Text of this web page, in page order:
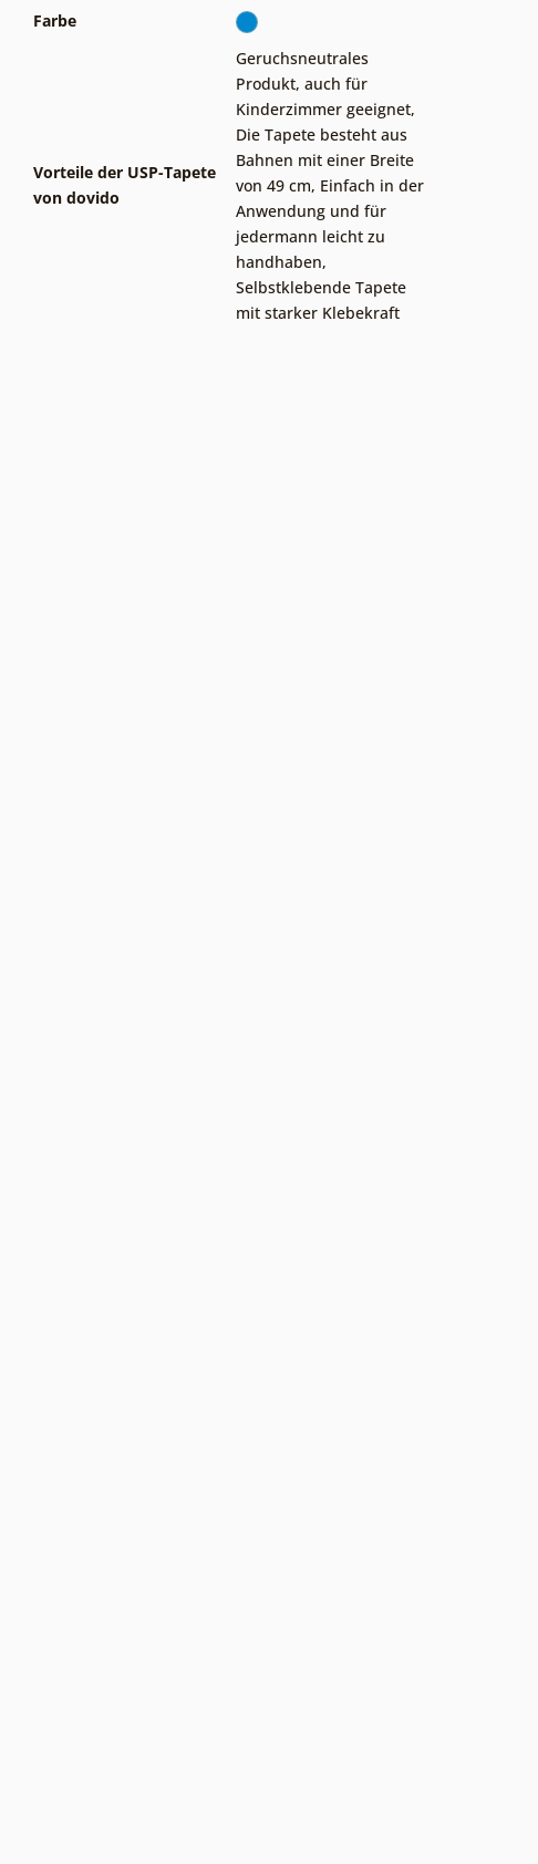
Farbe
Vorteile der USP-Tapete
von dovido
Geruchsneutrales
Produkt, auch für
Kinderzimmer geeignet,
Die Tapete besteht aus
Bahnen mit einer Breite
von 49 cm, Einfach in der
Anwendung und für
jedermann leicht zu
handhaben,
Selbstklebende Tapete
mit starker Klebekraft